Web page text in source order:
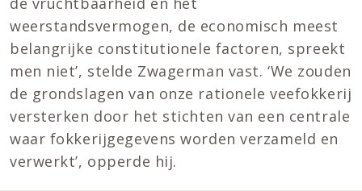
weerstandsvermogen, de economisch meest
belangrijke constitutionele factoren, spreekt
men niet’, stelde Zwagerman vast. ‘We zouden
de grondslagen van onze rationele veefokkerij
versterken door het stichten van een centrale
waar fokkerijgegevens worden verzameld en
verwerkt’, opperde hij.